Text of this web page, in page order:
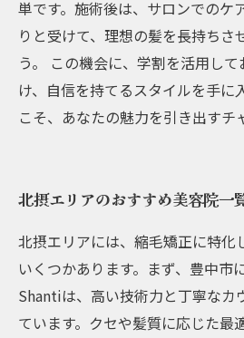
単です。施術後は、サロンでのケ
りと受けて、理想の髪を長持ちさ
う。 この機会に、学割を活用し
け、自信を持てるスタイルを手に
こそ、あなたの魅力を引き出すチ
北摂エリアのおすすめ美容院一
北摂エリアには、縮毛矯正に特化
いくつかあります。まず、豊中市
Shantiは、高い技術力と丁寧なカ
ています。クセや髪質に応じた最